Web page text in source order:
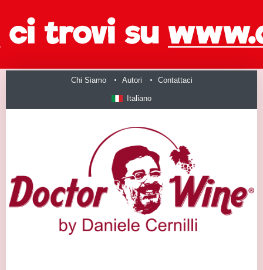
Chi Siamo Autori Contattaci
Italiano